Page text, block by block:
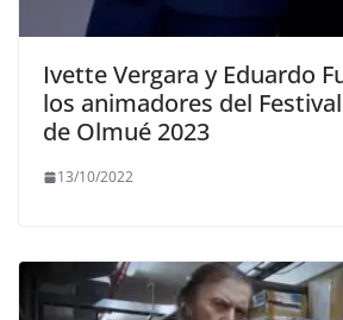
Ivette Vergara y Eduardo
los animadores del
de Olmué 2023
13/10/2022